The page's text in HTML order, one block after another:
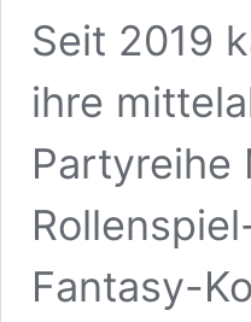
Seit 2019
ihre
Partyreihe
Fantasy-